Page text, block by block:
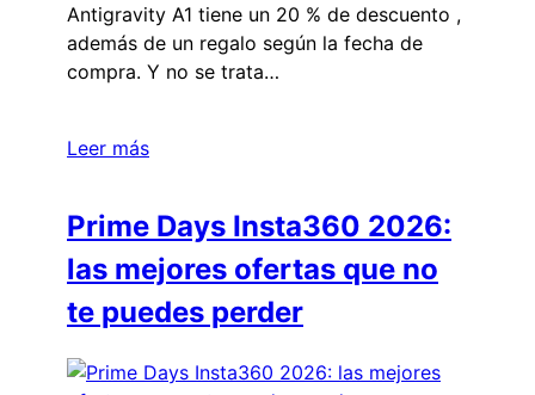
Antigravity A1 tiene un 20 % de descuento ,
además de un regalo según la fecha de
compra. Y no se trata…
Leer más
Prime Days Insta360 2026:
las mejores ofertas que no
te puedes perder